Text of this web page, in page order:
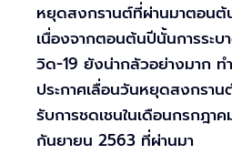
หยุดสงกรานต์ที่ผ่านมาตอนต้
เนื่องจากตอนต้นปีนั้นการระบ
วิด-19 ยังน่ากลัวอย่างมาก ท
ประกาศเลื่อนวันหยุดสงกรา
รับการชดเชนในเดือนกรกฎา
กันยายน 2563 ที่ผ่านมา